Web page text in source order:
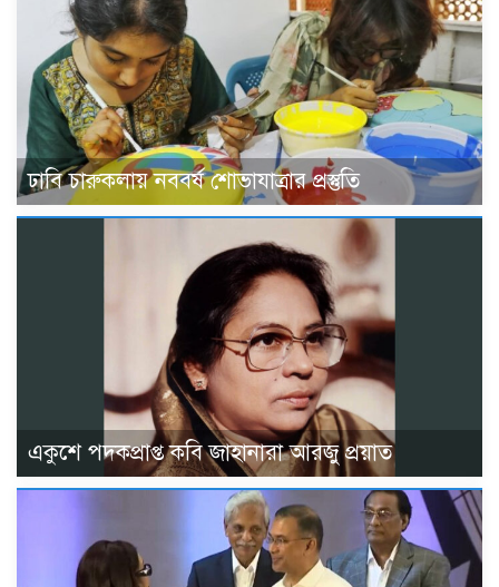
ঢাবি চারুকলায় নববর্ষ শোভাযাত্রার প্রস্তুতি
একুশে পদকপ্রাপ্ত কবি জাহানারা আরজু প্রয়াত